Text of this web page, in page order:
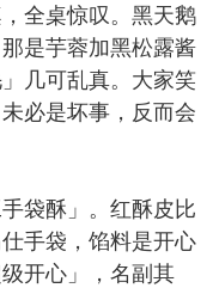
全桌惊叹。黑天鹅
是芋蓉加黑松露酱
几可乱真。大家笑
必是坏事，反而会
袋酥」。红酥皮比
手袋，馅料是开心
开心」，名副其